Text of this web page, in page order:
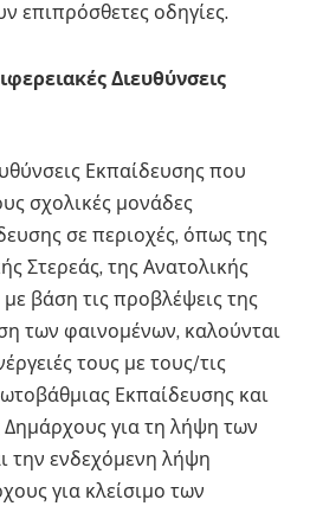
επιπρόσθετες οδηγίες.
Διευθύνσεις
Εκπαίδευσης που
σχολικές μονάδες
σε περιοχές, όπως της
Στερεάς, της Ανατολικής
βάση τις προβλέψεις της
των φαινομένων, καλούνται
τους με τους/τις
Εκπαίδευσης και
Δημάρχους για τη λήψη των
την ενδεχόμενη λήψη
για κλείσιμο των